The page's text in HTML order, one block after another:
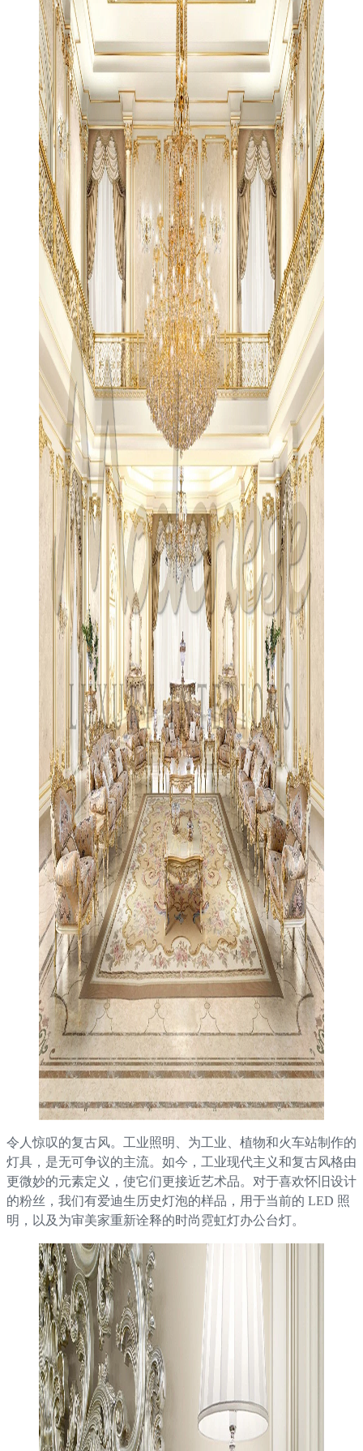
令人惊叹的复古风。工业照明、为工业、植物和火车站制作的
灯具，是无可争议的主流。如今，工业现代主义和复古风格由
更微妙的元素定义，使它们更接近艺术品。对于喜欢怀旧设计
的粉丝，我们有爱迪生历史灯泡的样品，用于当前的 LED 照
明，以及为审美家重新诠释的时尚霓虹灯办公台灯。